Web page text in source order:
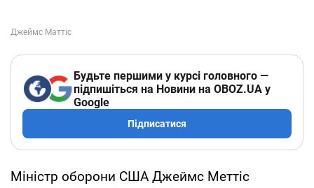
Будьте першими у курсі головного —
підпишіться на Новини на OBOZ.UA у
Google
Підписатися
Міністр оборони США Джеймс Меттіс